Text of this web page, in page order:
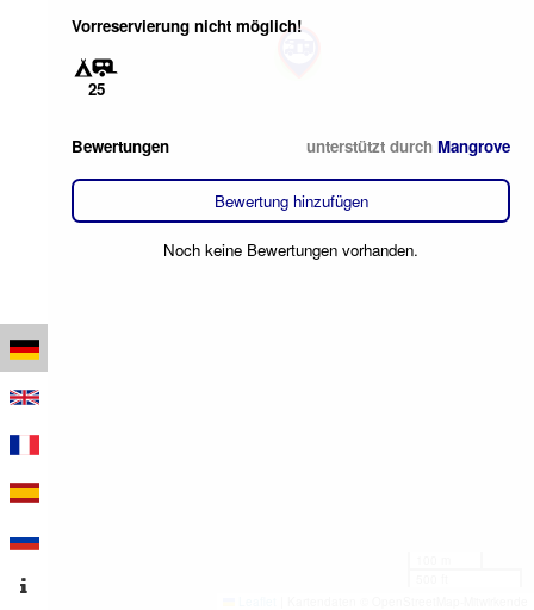
Vorreservierung nicht möglich!
25
Bewertungen unterstützt durch Mangrove
Bewertung hinzufügen
Noch keine Bewertungen vorhanden.